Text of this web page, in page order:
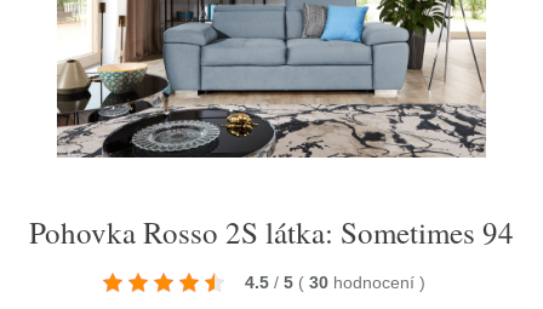
Pohovka Rosso 2S látka: Sometimes 94
4.5 / 5 ( 30 hodnocení )